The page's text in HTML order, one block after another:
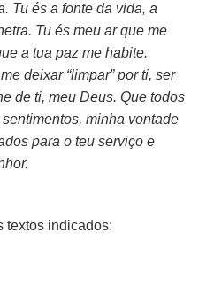
Tu és a fonte da vida, a
Tu és meu ar que me
a tua paz me habite.
deixar “limpar” por ti, ser
de ti, meu Deus. Que todos
minha vontade
para o teu serviço e
textos indicados: